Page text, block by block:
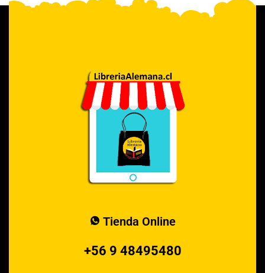
Tienda Online
+56 9 48495480